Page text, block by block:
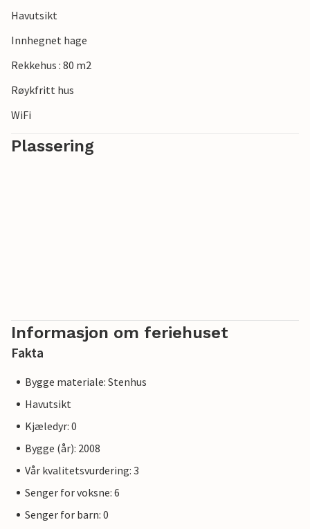
Havutsikt
Innhegnet hage
Rekkehus : 80 m2
Røykfritt hus
WiFi
Plassering
Informasjon om feriehuset
Fakta
Bygge materiale: Stenhus
Havutsikt
Kjæledyr: 0
Bygge (år): 2008
Vår kvalitetsvurdering: 3
Senger for voksne: 6
Senger for barn: 0